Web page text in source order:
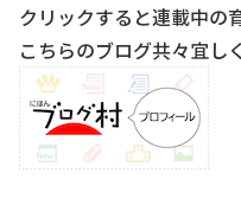
クリックすると連載中の
こちらのブログ共々宜し